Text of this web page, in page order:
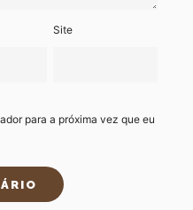
Site
para a próxima vez que eu